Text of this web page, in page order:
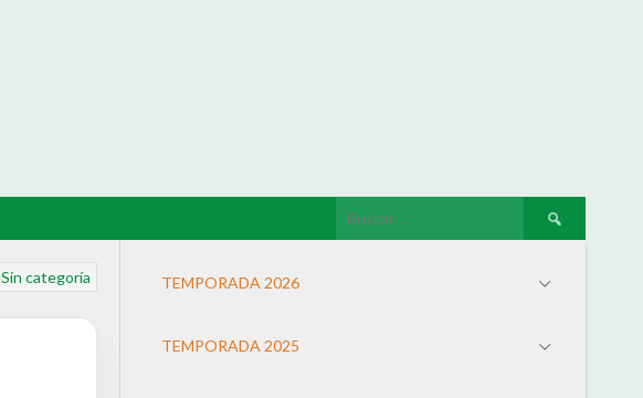
Sin categoría TEMPORADA 2026
TEMPORADA 2025